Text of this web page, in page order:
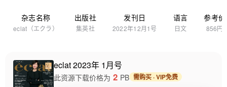
杂志名称
eclat（エクラ）
出版社
集英社
发刊日
2022年12月1号
语言
日文
参考价
856円
eclat 2023年 1月号
此资源下载价格为 2 PB 需购买 · VIP免费